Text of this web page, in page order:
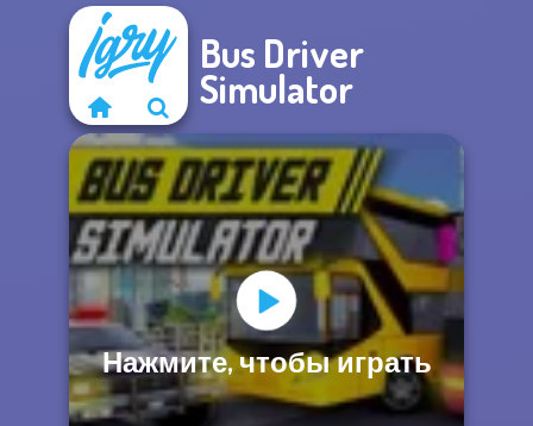
Bus Driver
Simulator
Нажмите, чтобы играть